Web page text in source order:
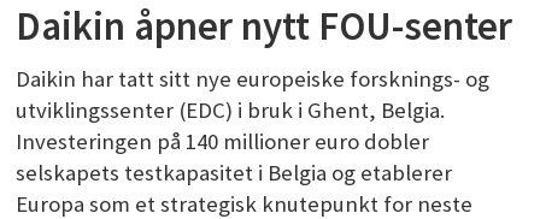
Daikin åpner nytt FOU-senter
Daikin har tatt sitt nye europeiske forsknings- og
utviklingssenter (EDC) i bruk i Ghent, Belgia.
Investeringen på 140 millioner euro dobler
selskapets testkapasitet i Belgia og etablerer
Europa som et strategisk knutepunkt for neste